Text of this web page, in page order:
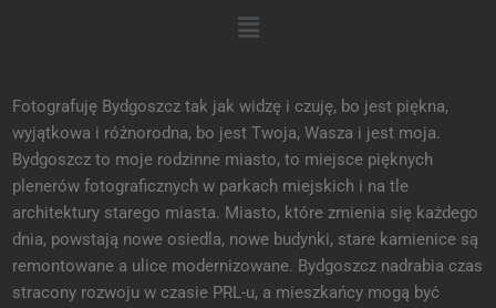
Fotografuję Bydgoszcz tak jak widzę i czuję, bo jest piękna,
wyjątkowa i różnorodna, bo jest Twoja, Wasza i jest moja.
Bydgoszcz to moje rodzinne miasto, to miejsce pięknych
plenerów fotograficznych w parkach miejskich i na tle
architektury starego miasta. Miasto, które zmienia się każdego
dnia, powstają nowe osiedla, nowe budynki, stare kamienice są
remontowane a ulice modernizowane. Bydgoszcz nadrabia czas
stracony rozwoju w czasie PRL-u, a mieszkańcy mogą być